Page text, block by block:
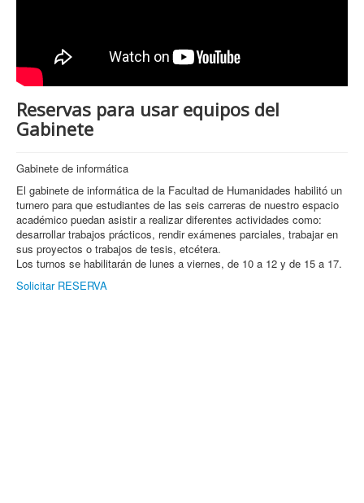
Reservas para usar equipos del
Gabinete
Gabinete de informática
El gabinete de informática de la Facultad de Humanidades habilitó un
turnero para que estudiantes de las seis carreras de nuestro espacio
académico puedan asistir a realizar diferentes actividades como:
desarrollar trabajos prácticos, rendir exámenes parciales, trabajar en
sus proyectos o trabajos de tesis, etcétera.
Los turnos se habilitarán de lunes a viernes, de 10 a 12 y de 15 a 17.
Solicitar RESERVA